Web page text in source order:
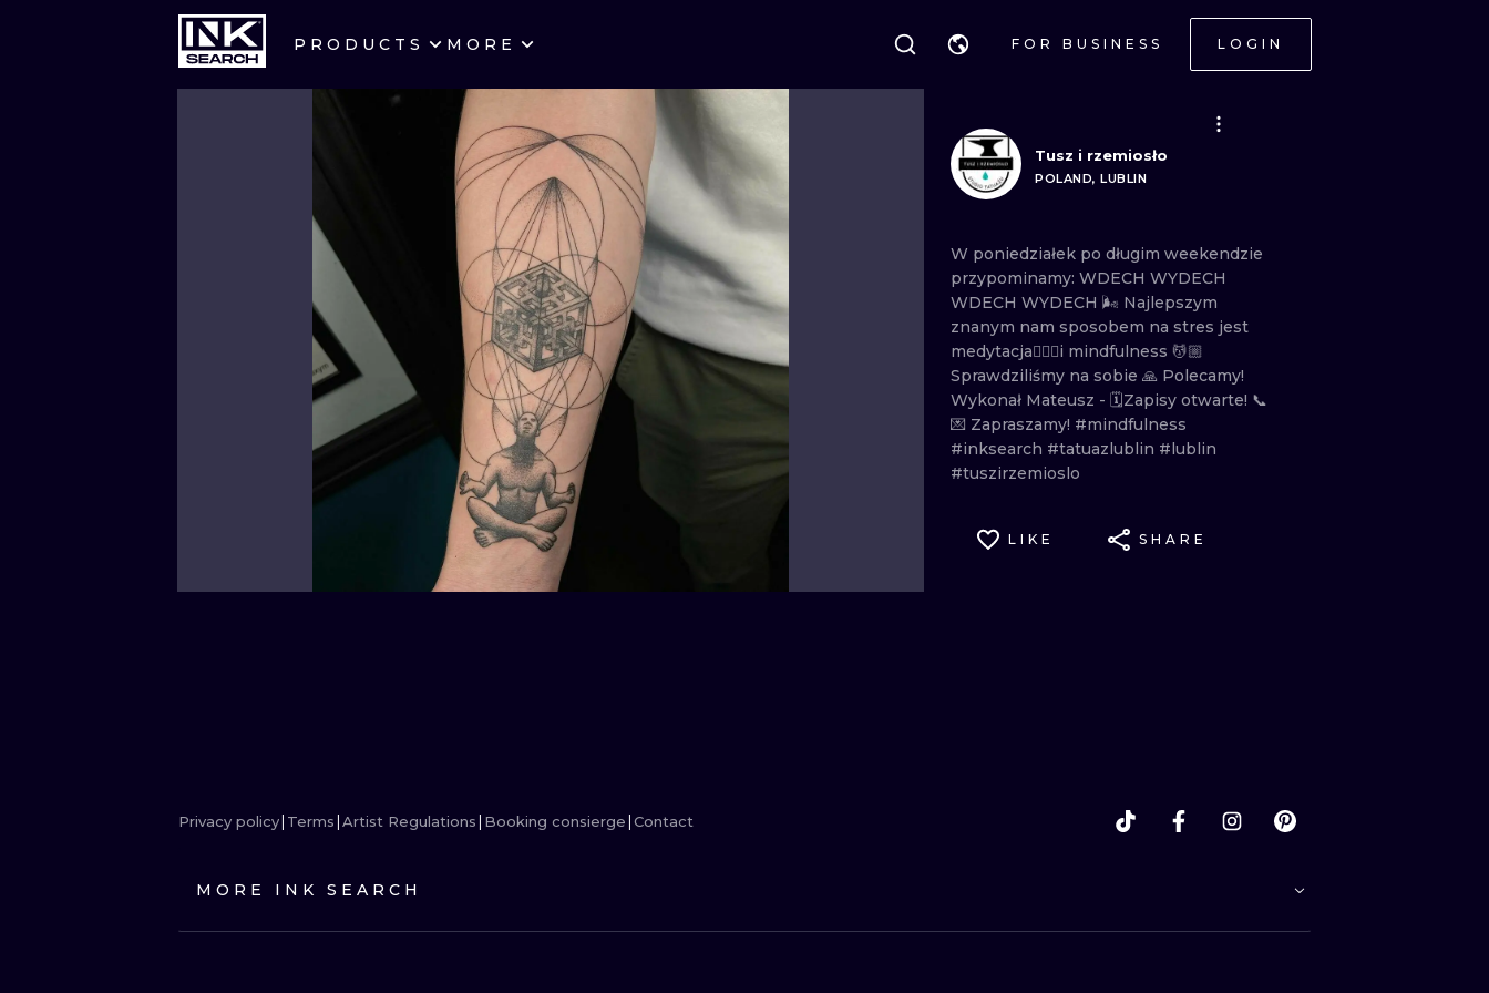
PRODUCTS MORE FOR BUSINESS LOGIN
WROCLAW
LONDON
HEIDELBERG EDINBURGH
MANCHESTER AMSTERDAM
PRAGUE VIENNA
ATHENS BUDAPEST
STYLES
LETTERING
NEW SCHOOL HANDPOKE
SURREALISM BLACKWORK
BIOMECHANICAL TRADITIONAL
TRIBAL IGNORANT
LINEWORK
DOTWORK
UV
Tusz i rzemiosło
POLAND, LUBLIN
W poniedziałek po długim weekendzie
przypominamy: WDECH WYDECH
WDECH WYDECH 🌬 Najlepszym
znanym nam sposobem na stres jest
medytacja🧘🏻‍♂️i mindfulness 💆🏼
Sprawdziliśmy na sobie 🙏 Polecamy!
Wykonał Mateusz - 🗓Zapisy otwarte! 📞
💌 Zapraszamy! #mindfulness
#inksearch #tatuazlublin #lublin
#tuszirzemioslo
LIKE SHARE
Privacy policy Terms Artist Regulations Booking consierge Contact
MORE INK SEARCH